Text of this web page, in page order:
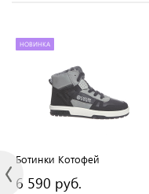
НОВИНКА
Ботинки Котофей
6 590 руб.